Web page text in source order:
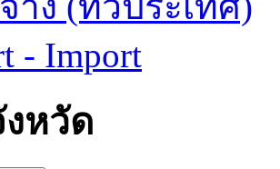
- Import
หวัด